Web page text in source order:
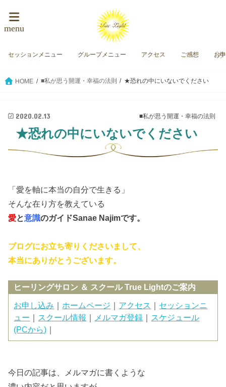
menu
セッションメニュー グループメニュー アクセス ご感想 お
HOME ■私が思う開運・幸福の法則 ★恐れの中にいないでください
■私が思う開運・幸福の法則
2020.02.13
★恐れの中にいないでください
「愛を軸に本当の自分で生きる」
そんな在り方を教えている
愛と意識のガイドSanae Najimです。
ブログにお立ち寄りくださいまして、
本当にありがとうございます。
ヒーリングサロン ＆ スクール True Lightのご案内
お申し込み
ホームページ アクセス
セッションニ
ュー
スクール情報 メルマガ登録
スケジュール
(PCから)
今日の記事は、メルマガに書くような